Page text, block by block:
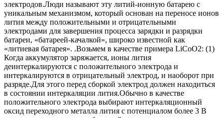
электродов.Люди называют эту литий-ионную батарею с
уникальным механизмом, который основан на переносе ионов
лития между положительными и отрицательными
электродами для завершения процесса зарядки и разрядки
батареи, «батареей-качалкой», широко известной как
«литиевая батарея». .Возьмем в качестве примера LiCoO2: (1)
Когда аккумулятор заряжается, ионы лития
деинтеркалируются с положительного электрода и
интеркалируются в отрицательный электрод, и наоборот при
разряде.Для этого перед сборкой электрод должен находиться
в состоянии интеркаляции лития.Обычно в качестве
положительного электрода выбирают интеркаляционный
оксид переходного металла лития с потенциалом более 3 В